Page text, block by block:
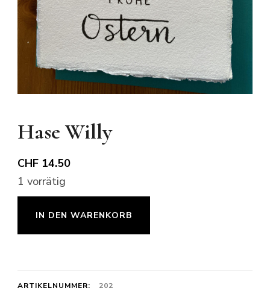
Hase Willy
CHF 14.50
1 vorrätig
IN DEN WARENKORB
ARTIKELNUMMER:
202